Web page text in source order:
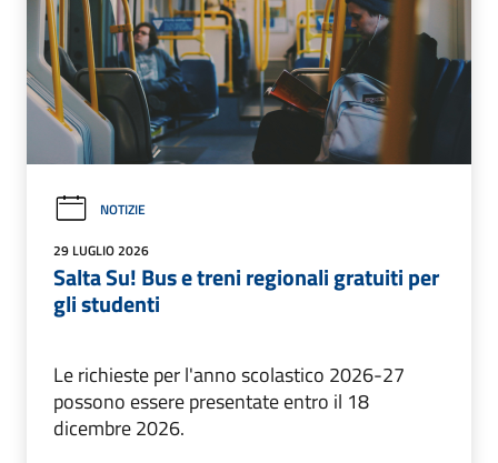
NOTIZIE
29 LUGLIO 2026
Salta Su! Bus e treni regionali gratuiti per
gli studenti
Le richieste per l'anno scolastico 2026-27
possono essere presentate entro il 18
dicembre 2026.